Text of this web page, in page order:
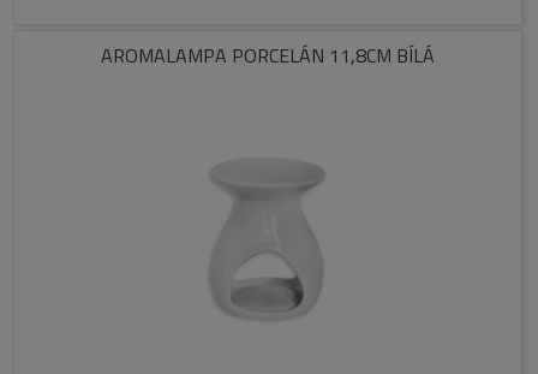
AROMALAMPA PORCELÁN 11,8CM BÍLÁ